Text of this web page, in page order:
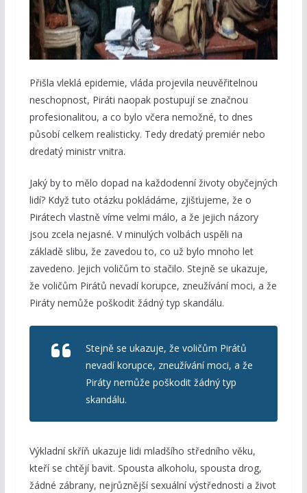
Přišla vleklá epidemie, vláda projevila neuvěřitelnou
neschopnost, Piráti naopak postupují se značnou
profesionalitou, a co bylo včera nemožné, to dnes
působí celkem realisticky. Tedy dredatý premiér nebo
dredatý ministr vnitra.
Jaký by to mělo dopad na každodenní životy obyčejných
lidí? Když tuto otázku pokládáme, zjišťujeme, že o
Pirátech vlastně víme velmi málo, a že jejich názory
jsou zcela nejasné. V minulých volbách uspěli na
základě slibu, že zavedou to, co už bylo mnoho let
zavedeno. Jejich voličům to stačilo. Stejně se ukazuje,
že voličům Pirátů nevadí korupce, zneužívání moci, a že
Piráty nemůže poškodit žádný typ skandálu.
Stejně se ukazuje, že voličům Pirátů
nevadí korupce, zneužívání moci, a že
Piráty nemůže poškodit žádný typ
skandálu.
Výkladní skříň ukazuje lidi mladšího středního věku,
kteří se chtějí bavit. Spousta alkoholu, spousta drog,
žádné zábrany, nejrůznější sexuální výstřednosti a život